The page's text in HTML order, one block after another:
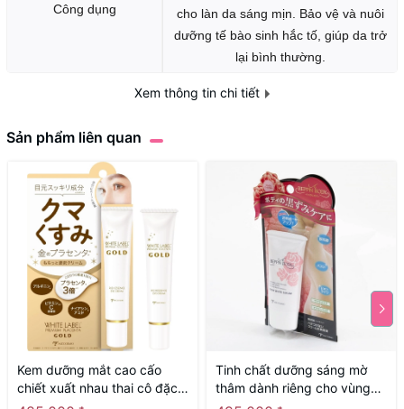
Công dụng
cho làn da sáng mịn. Bảo vệ và nuôi
dưỡng tế bào sinh hắc tố, giúp da trở
lại bình thường.
Vitamin C - APM, Tảo Ecklonia
Định lượng 100ml
Xem thông tin chi tiết
Sản phẩm liên quan
Kem dưỡng mắt cao cấo
chiết xuất nhau thai cô đặc
White Label Placenta Rich
Tinh chất dưỡng sáng mờ
thâm dành riêng cho vùng
nhũ hoa, vùng bikini, nách,